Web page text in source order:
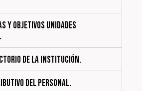
Y OBJETIVOS UNIDADES
DE LA INSTITUCIÓN.
DEL PERSONAL.